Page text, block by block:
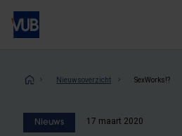
Overslaan
naar
inhoudKruimelpad
Nieuwsoverzicht SexWorks!?
Nieuws 17 maart 2020